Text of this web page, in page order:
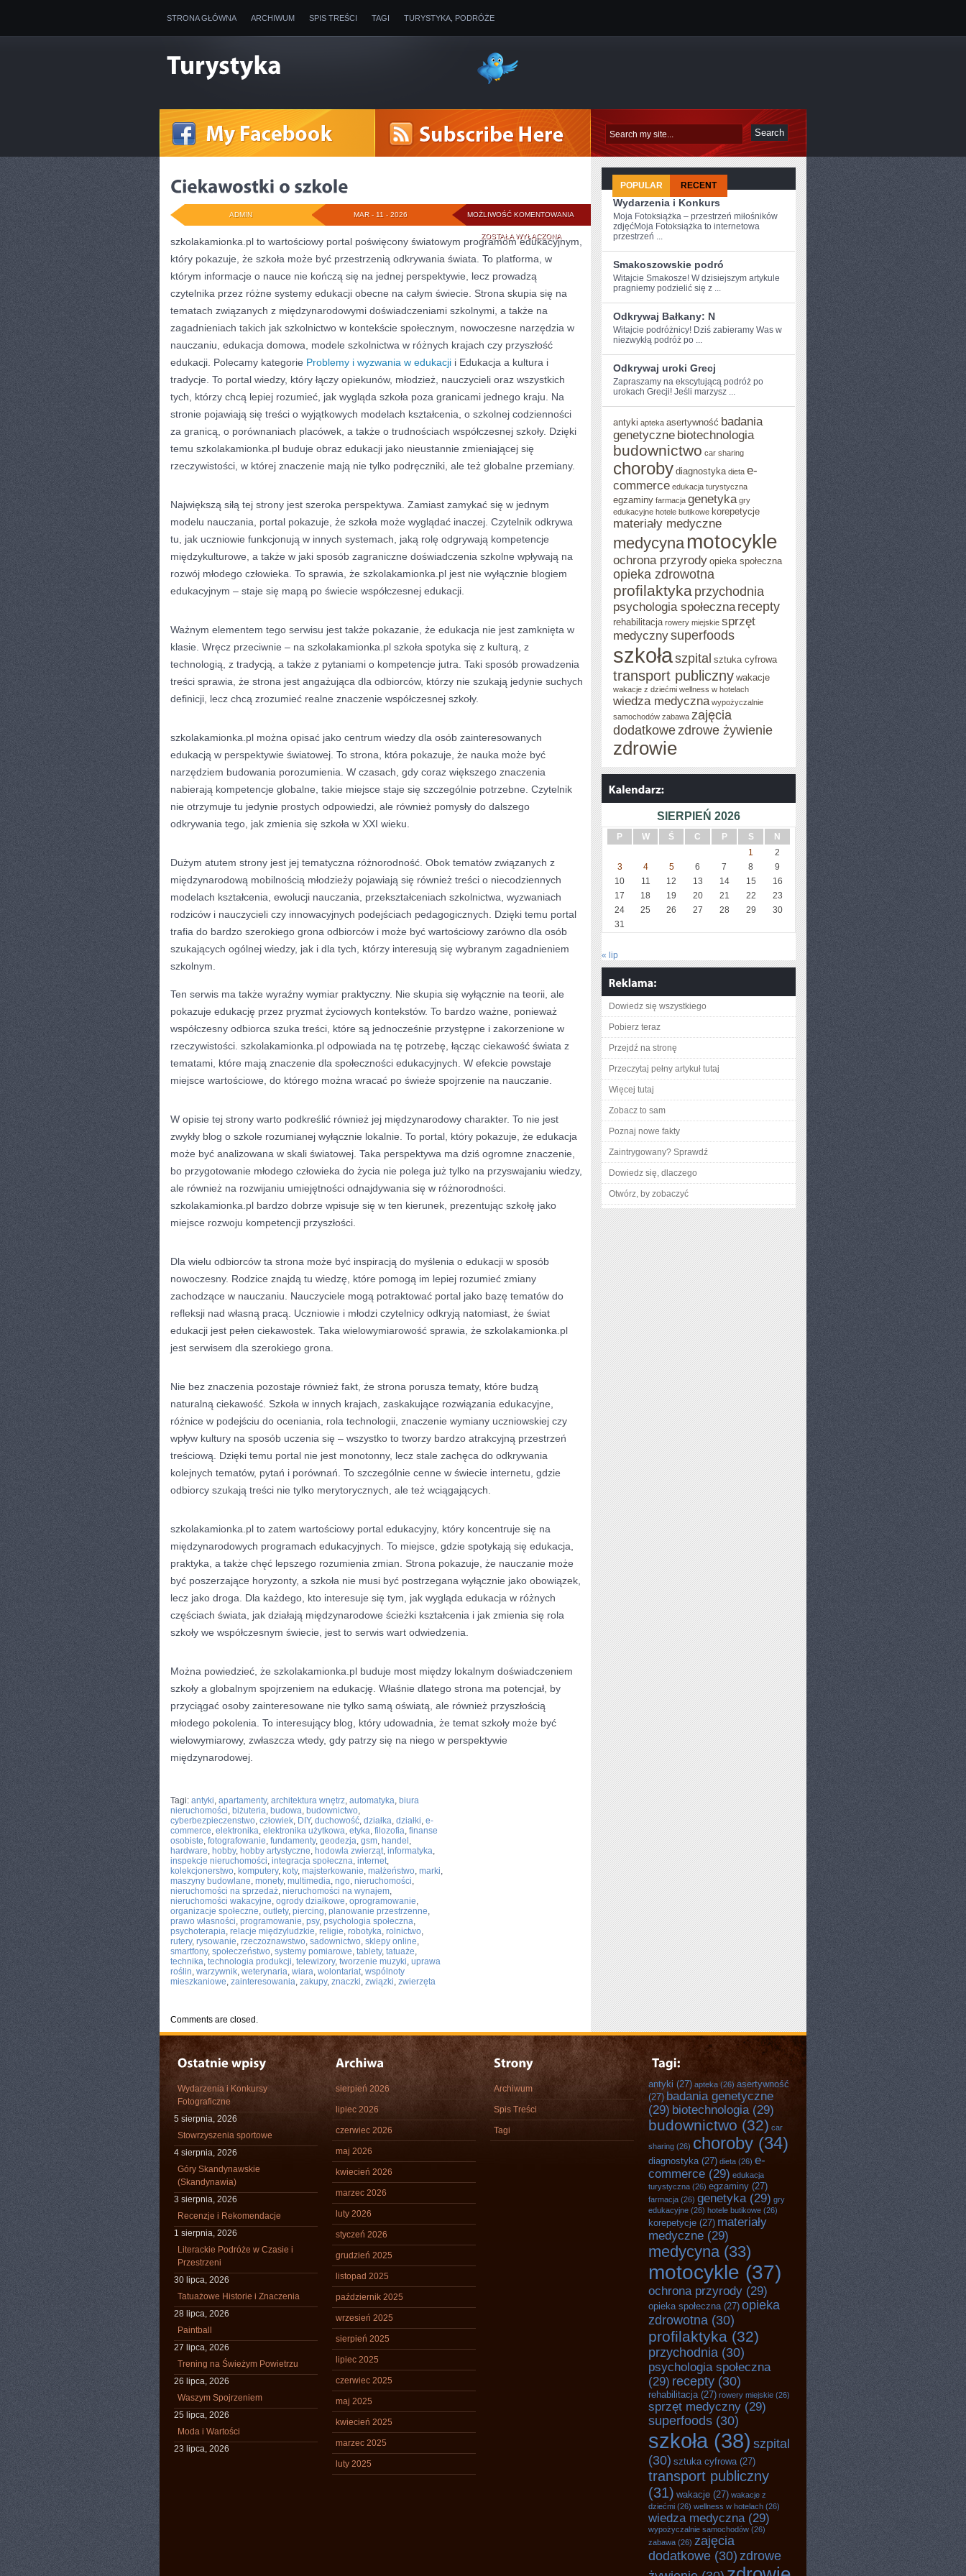
STRONA GŁÓWNA ARCHIWUM SPIS TREŚCI TAGI TURYSTYKA, PODRÓŻE
MOŻLIWOŚĆ KOMENTOWANIA CIEKAWOSTKI
SZKOLE
ZOSTAŁA WYŁĄCZONA
MAR - 11 - 2026
ADMIN
szkolakamionka.pl to wartościowy portal poświęcony światowym programom edukacyjnym,
który pokazuje, że szkoła może być przestrzenią odkrywania świata. To platforma, w
którym informacje o nauce nie kończą się na jednej perspektywie, lecz prowadzą
czytelnika przez różne systemy edukacji obecne na całym świecie. Strona skupia się na
tematach związanych z międzynarodowymi doświadczeniami szkolnymi, a także na
zagadnieniach takich jak szkolnictwo w kontekście społecznym, nowoczesne narzędzia w
nauczaniu, edukacja domowa, modele szkolnictwa w różnych krajach czy przyszłość
edukacji. Polecamy kategorie Problemy i wyzwania w edukacji i Edukacja a kultura i
tradycje. To portal wiedzy, który łączy opiekunów, młodzież, nauczycieli oraz wszystkich
tych, którzy chcą lepiej rozumieć, jak wygląda szkoła poza granicami jednego kraju. Na
stronie pojawiają się treści o wyjątkowych modelach kształcenia, o szkolnej codzienności
za granicą, o porównaniach placówek, a także o trudnościach współczesnej szkoły. Dzięki
temu szkolakamionka.pl buduje obraz edukacji jako nieustannie zmieniającej się
rzeczywistości, w której znaczenie mają nie tylko podręczniki, ale też globalne przemiany.
Największą siłą tej strony jest szeroka perspektywa. Zamiast zamykać się w jednym
modelu nauczania, portal pokazuje, że szkoła może wyglądać inaczej. Czytelnik odkrywa
tu, jak uczniowie funkcjonują w innych systemach, jaką rolę odgrywają kompetencje
międzykulturowe, a także w jaki sposób zagraniczne doświadczenia szkolne wpływają na
rozwój młodego człowieka. To sprawia, że szkolakamionka.pl jest nie wyłącznie blogiem
edukacyjnym – staje się mapą po świecie współczesnej edukacji.
Ważnym elementem tego serwisu jest także pokazanie, że edukacja nie jest zamknięta w
klasie. Wręcz przeciwnie – na szkolakamionka.pl szkoła spotyka się z kulturą, z
technologią, z tradycją, a także z pytaniami o kompetencje jutra. Taki sposób prowadzenia
treści sprawia, że strona jest angażująca dla odbiorców, którzy nie szukają jedynie suchych
definicji, lecz chcą zrozumieć realne znaczenie współczesnej szkoły.
szkolakamionka.pl można opisać jako centrum wiedzy dla osób zainteresowanych
edukacją w perspektywie światowej. To strona, która pokazuje, że nauka może być
narzędziem budowania porozumienia. W czasach, gdy coraz większego znaczenia
nabierają kompetencje globalne, takie miejsce staje się szczególnie potrzebne. Czytelnik
nie otrzymuje tu jedynie prostych odpowiedzi, ale również pomysły do dalszego
odkrywania tego, jak zmienia się szkoła w XXI wieku.
Dużym atutem strony jest jej tematyczna różnorodność. Obok tematów związanych z
międzynarodową mobilnością młodzieży pojawiają się również treści o niecodziennych
modelach kształcenia, ewolucji nauczania, przekształceniach szkolnictwa, wyzwaniach
rodziców i nauczycieli czy innowacyjnych podejściach pedagogicznych. Dzięki temu portal
trafia do bardzo szerokiego grona odbiorców i może być wartościowy zarówno dla osób
szukających ogólnej wiedzy, jak i dla tych, którzy interesują się wybranym zagadnieniem
szkolnym.
Ten serwis ma także wyraźny wymiar praktyczny. Nie skupia się wyłącznie na teorii, ale
pokazuje edukację przez pryzmat życiowych kontekstów. To bardzo ważne, ponieważ
współczesny odbiorca szuka treści, które są jednocześnie przystępne i zakorzenione w
rzeczywistości. szkolakamionka.pl odpowiada na tę potrzebę, łącząc ciekawość świata z
tematami, które mają znaczenie dla społeczności edukacyjnych. W efekcie powstaje
miejsce wartościowe, do którego można wracać po świeże spojrzenie na nauczanie.
W opisie tej strony warto podkreślić również jej międzynarodowy charakter. To nie jest
zwykły blog o szkole rozumianej wyłącznie lokalnie. To portal, który pokazuje, że edukacja
może być analizowana w skali światowej. Taka perspektywa ma dziś ogromne znaczenie,
bo przygotowanie młodego człowieka do życia nie polega już tylko na przyswajaniu wiedzy,
ale również na rozwijaniu umiejętności odnajdywania się w różnorodności.
szkolakamionka.pl bardzo dobrze wpisuje się w ten kierunek, prezentując szkołę jako
miejsce rozwoju kompetencji przyszłości.
Dla wielu odbiorców ta strona może być inspiracją do myślenia o edukacji w sposób
nowoczesny. Rodzice znajdą tu wiedzę, które pomogą im lepiej rozumieć zmiany
zachodzące w nauczaniu. Nauczyciele mogą potraktować portal jako bazę tematów do
refleksji nad własną pracą. Uczniowie i młodzi czytelnicy odkryją natomiast, że świat
edukacji jest pełen ciekawostek. Taka wielowymiarowość sprawia, że szkolakamionka.pl
jest serwisem dla szerokiego grona.
Nie bez znaczenia pozostaje również fakt, że strona porusza tematy, które budzą
naturalną ciekawość. Szkoła w innych krajach, zaskakujące rozwiązania edukacyjne,
różnice w podejściu do oceniania, rola technologii, znaczenie wymiany uczniowskiej czy
wpływ kultury na sposób uczenia się – wszystko to tworzy bardzo atrakcyjną przestrzeń
treściową. Dzięki temu portal nie jest monotonny, lecz stale zachęca do odkrywania
kolejnych tematów, pytań i porównań. To szczególnie cenne w świecie internetu, gdzie
odbiorcy szukają treści nie tylko merytorycznych, ale też wciągających.
szkolakamionka.pl to zatem wartościowy portal edukacyjny, który koncentruje się na
międzynarodowych programach edukacyjnych. To miejsce, gdzie spotykają się edukacja,
praktyka, a także chęć lepszego rozumienia zmian. Strona pokazuje, że nauczanie może
być poszerzające horyzonty, a szkoła nie musi być postrzegana wyłącznie jako obowiązek,
lecz jako droga. Dla każdego, kto interesuje się tym, jak wygląda edukacja w różnych
częściach świata, jak działają międzynarodowe ścieżki kształcenia i jak zmienia się rola
szkoły we współczesnym świecie, jest to serwis wart odwiedzenia.
Można powiedzieć, że szkolakamionka.pl buduje most między lokalnym doświadczeniem
szkoły a globalnym spojrzeniem na edukację. Właśnie dlatego strona ma potencjał, by
przyciągać osoby zainteresowane nie tylko samą oświatą, ale również przyszłością
młodego pokolenia. To interesujący blog, który udowadnia, że temat szkoły może być
wielowymiarowy, zwłaszcza wtedy, gdy patrzy się na niego w perspektywie
międzynarodowej.
Tagi: antyki, apartamenty, architektura wnętrz, automatyka, biura
nieruchomości, biżuteria, budowa, budownictwo,
cyberbezpieczenstwo, człowiek, DIY, duchowość, działka, działki, e-
commerce, elektronika, elektronika użytkowa, etyka, filozofia, finanse
osobiste, fotografowanie, fundamenty, geodezja, gsm, handel ,
hardware, hobby, hobby artystyczne, hodowla zwierząt, informatyka,
inspekcje nieruchomości, integracja społeczna, internet,
kolekcjonerstwo, komputery, koty, majsterkowanie, małżeństwo, marki,
maszyny budowlane, monety, multimedia, ngo, nieruchomości,
nieruchomości na sprzedaż, nieruchomości na wynajem,
nieruchomości wakacyjne, ogrody działkowe, oprogramowanie,
organizacje społeczne, outlety, piercing, planowanie przestrzenne,
prawo własności, programowanie, psy, psychologia społeczna,
psychoterapia, relacje międzyludzkie, religie, robotyka, rolnictwo,
rutery, rysowanie, rzeczoznawstwo, sadownictwo, sklepy online,
smartfony, społeczeństwo, systemy pomiarowe, tablety, tatuaże,
technika, technologia produkcji, telewizory, tworzenie muzyki, uprawa
roślin, warzywnik, weterynaria, wiara, wolontariat, wspólnoty
mieszkaniowe, zainteresowania, zakupy, znaczki, związki, zwierzęta
Comments are closed.
POPULAR RECENT
Wydarzenia i Konkurs
Moja Fotoksiążka – przestrzeń miłośników
zdjęćMoja Fotoksiążka to internetowa
przestrzeń ...
Smakoszowskie podró
Witajcie Smakosze! W dzisiejszym artykule
pragniemy podzielić się z‍ ...
Odkrywaj Bałkany: N
Witajcie podróżnicy! Dziś zabieramy Was w
niezwykłą podróż po ...
Odkrywaj uroki Grecj
Zapraszamy na ekscytującą podróż po
urokach Grecji! Jeśli marzysz ...
antyki apteka asertywność badania
genetyczne biotechnologia
budownictwo car sharing
choroby diagnostyka dieta e-
commerce edukacja turystyczna
egzaminy farmacja genetyka gry
edukacyjne hotele butikowe korepetycje
materiały medyczne
medycyna motocykle
ochrona przyrody opieka społeczna
opieka zdrowotna
profilaktyka przychodnia
psychologia społeczna recepty
rehabilitacja rowery miejskie sprzęt
medycznysuperfoods
szkołaszpital sztuka cyfrowa
transport publiczny wakacje
wakacje z dziećmi wellness w hotelach
wiedza medyczna wypożyczalnie
samochodów zabawa zajęcia
dodatkowezdrowe żywienie
zdrowie
SIERPIEŃ 2026
P W Ś C P S
N
1
2
3
4 5 6 7 8
9
10
11 12 13 14 15
16
17
18 19 20 21 22
23
24
25 26 27 28 29
30
31
« lip
Dowiedz się wszystkiego
Pobierz teraz
Przejdź na stronę
Przeczytaj pełny artykuł tutaj
Więcej tutaj
Zobacz to sam
Poznaj nowe fakty
Zaintrygowany? Sprawdź
Dowiedz się, dlaczego
Otwórz, by zobaczyć
Wydarzenia i Konkursy
Fotograficzne
5 sierpnia, 2026
Stowrzyszenia sportowe
4 sierpnia, 2026
Góry Skandynawskie
(Skandynawia)
3 sierpnia, 2026
Recenzje i Rekomendacje
1 sierpnia, 2026
Literackie Podróże w Czasie i
Przestrzeni
30 lipca, 2026
Tatuażowe Historie i Znaczenia
28 lipca, 2026
Paintball
27 lipca, 2026
Trening na Świeżym Powietrzu
26 lipca, 2026
Waszym Spojrzeniem
25 lipca, 2026
Moda i Wartości
23 lipca, 2026
sierpień 2026
lipiec 2026
czerwiec 2026
maj 2026
kwiecień 2026
marzec 2026
luty 2026
styczeń 2026
grudzień 2025
listopad 2025
październik 2025
wrzesień 2025
sierpień 2025
lipiec 2025
czerwiec 2025
maj 2025
kwiecień 2025
marzec 2025
luty 2025
Archiwum
Spis Treści
Tagi
antyki (27) apteka (26) asertywność
(27) badania genetyczne
(29) biotechnologia (29)
budownictwo (32) car
sharing (26) choroby (34)
diagnostyka(27) dieta (26) e-
commerce (29) edukacja
turystyczna (26) egzaminy (27)
farmacja (26) genetyka (29) gry
edukacyjne (26) hotele butikowe (26)
korepetycje (27) materiały
medyczne (29)
medycyna(33)
motocykle (37)
ochrona przyrody (29)
opieka społeczna(27) opieka
zdrowotna (30)
profilaktyka (32)
przychodnia (30)
psychologia społeczna
(29) recepty (30)
rehabilitacja(27) rowery miejskie (26)
sprzęt medyczny (29)
superfoods (30)
szkoła (38) szpital
(30) sztuka cyfrowa(27)
transport publiczny
(31) wakacje (27) wakacje z
dziećmi (26) wellness w hotelach (26)
wiedza medyczna (29)
wypożyczalnie samochodów (26)
zabawa (26) zajęcia
dodatkowe (30) zdrowe